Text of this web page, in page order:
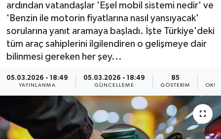
ardından vatandaşlar 'Eşel mobil sistemi nedir' ve
'Benzin ile motorin fiyatlarına nasıl yansıyacak'
sorularına yanıt aramaya başladı. İşte Türkiye'deki
tüm araç sahiplerini ilgilendiren o gelişmeye dair
bilinmesi gereken her şey...
05.03.2026 - 18:49
YAYINLANMA
05.03.2026 - 18:49
GÜNCELLEME
85
GÖSTERIM
Haber Arşivi